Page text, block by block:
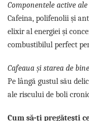
Altele
Componentele active
Cafeina, polifenolii și
elixir al energiei și
combustibilul perfect
Cafeaua și starea de bine
Pe lângă gustul său
ale riscului de boli
Cum să-ți pregătești